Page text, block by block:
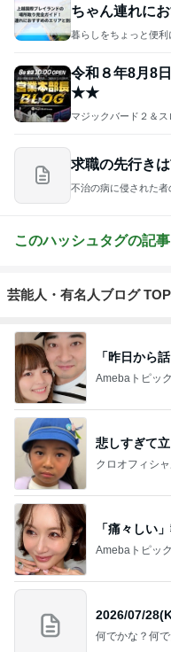
ちゃん連れに
暮らしをちょっと便
令和８年8月8
★★
マジックバード２＆
求職の先行き
不治の病に侵された者
このハッシュタグの記
芸能人・有名人ブログ
「昨日から
Amebaトピッ
悲しすぎて立
クロオフィシ
「痛々しい
Amebaトピッ
2026/07/
何でかな？何で